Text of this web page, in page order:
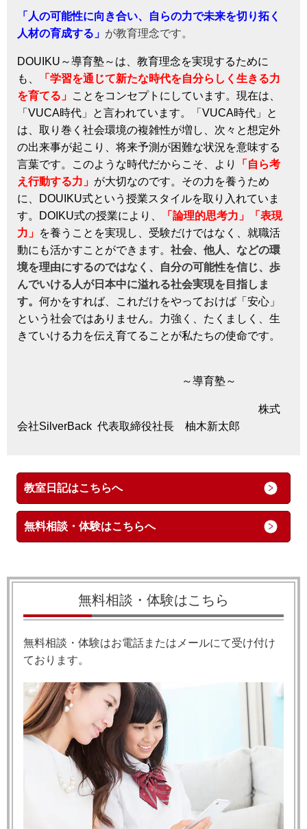
「人の可能性に向き合い、
自らの力で未来を切り拓く
人材の育成する」 が教育理念です。
DOUIKU ～導育塾～は、教育理念を実現するために
も、
「学習を通じて新たな時代を自分らしく生きる力
を育てる」 ことをコンセプトにしています。 現在は、
「 VUCA時代」と言われています。「 VUCA時代」と
は、取り巻く社会環境の複雑性が増し、次々と想定外
の出来事が起こり、将来予測が困難な状況を意味する
言葉です。このような時代だからこそ、より
「自ら考
え行動する力」 が大切なのです。その力を養うため
に、
DOUIKU式という授業スタイルを取り入れていま
す。
DOIKU式の授業により、
「論理的思考力」「表現
力」 を養うことを実現し、受験だけではなく、就職活
動にも活かすことができます。 社会、他人、などの環
境を理由にするのではなく、自分の可能性を信じ、歩
んでいける人が日本中に溢れる社会実現を目指しま
す。 何かをすれば、これだけをやっておけば「安心」
という社会ではありません。力強く、たくましく、生
きていける力を伝え育てることが私たちの使命です。
～導育塾～
株式
会社SilverBack 代表取締役社長 柚木新太郎
教室日記はこちらへ
無料相談・体験はこちらへ
無料相談・体験はこちら
無料相談・体験はお電話またはメールにて受け付け
ております。